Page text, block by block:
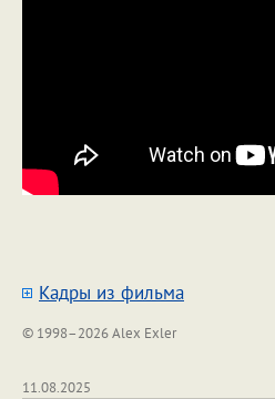
Кадры из фильма
© 1998–2026 Alex Exler
11.08.2025